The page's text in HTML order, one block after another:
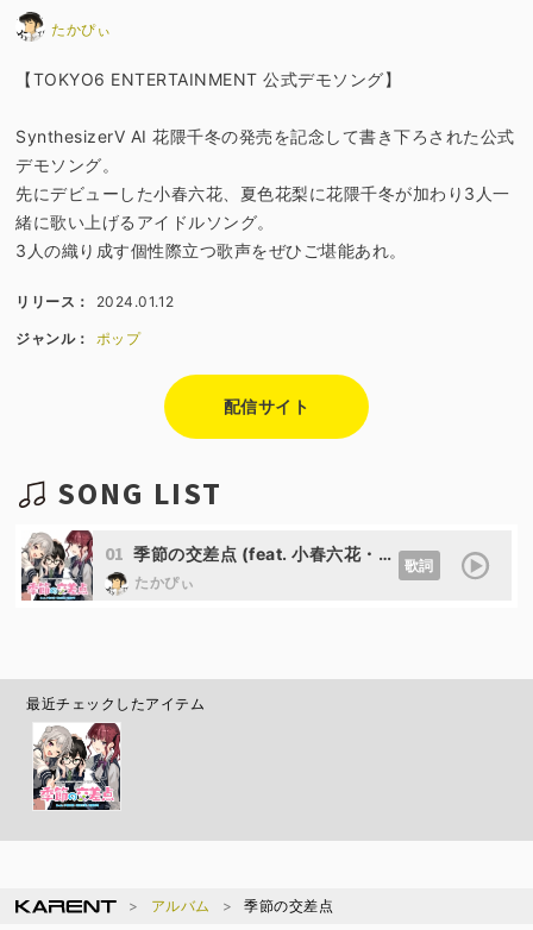
たかぴぃ
【TOKYO6 ENTERTAINMENT 公式デモソング】
SynthesizerV AI 花隈千冬の発売を記念して書き下ろされた公式
デモソング。
先にデビューした小春六花、夏色花梨に花隈千冬が加わり3人一
緒に歌い上げるアイドルソング。
3人の織り成す個性際立つ歌声をぜひご堪能あれ。
リリース： 2024.01.12
ジャンル： ポップ
配信サイト
SONG LIST
01 季節の交差点 (feat. 小春六花・夏色花梨・花隈千冬)
たかぴぃ
歌詞
最近チェックしたアイテム
アルバム 季節の交差点